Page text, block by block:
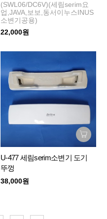
(SWL06/DC6V)(세림serim요
업,JAVA,보보,동서이누스INUS
소변기공용)
22,000원
U-477 세림serim소변기 도기
뚜껑
38,000원